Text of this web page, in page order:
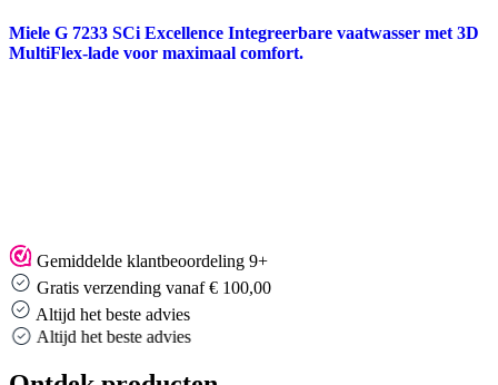
Miele G 7233 SCi Excellence Integreerbare vaatwasser met 3D
MultiFlex-lade voor maximaal comfort.
Gemiddelde klantbeoordeling 9+
Gratis verzending vanaf € 100,00
Altijd het beste advies
Altijd het beste advies